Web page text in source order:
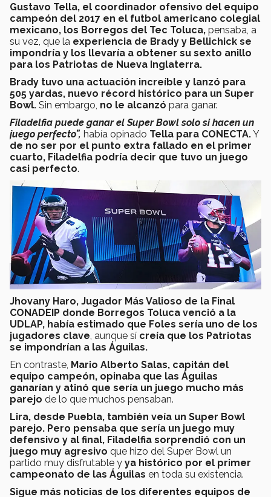
Gustavo Tella, el coordinador ofensivo del equipo
campeón del 2017 en el futbol americano colegial
mexicano, los Borregos del Tec Toluca, pensaba, a
su vez, que la experiencia de Brady y Bellichick se
impondría y los llevaría a obtener su sexto anillo
para los Patriotas de Nueva Inglaterra.
Brady tuvo una actuación increíble y lanzó para
505 yardas, nuevo récord histórico para un Super
Bowl. Sin embargo, no le alcanzó para ganar.
Filadelfia puede ganar el Super Bowl solo si hacen un
juego perfecto”, había opinado Tella para CONECTA.Y
de no ser por el punto extra fallado en el primer
cuarto, Filadelfia podría decir que tuvo un juego
casi perfecto.
Jhovany Haro, Jugador Más Valioso de la Final
CONADEIP donde Borregos Toluca venció a la
UDLAP, había estimado que Foles sería uno de los
jugadores clave, aunque sí creía que los Patriotas
se impondrían a las Águilas.
En contraste, Mario Alberto Salas, capitán del
equipo campeón, opinaba que las Águilas
ganarían y atinó que sería un juego mucho más
parejo de lo que muchos pensaban.
Lira, desde Puebla, también veía un Super Bowl
parejo. Pero pensaba que sería un juego muy
defensivo y al final, Filadelfia sorprendió con un
juego muy agresivo que hizo del Super Bowl un
partido muy disfrutable y ya histórico por el primer
campeonato de las Águilas en toda su existencia.
Sigue más noticias de los diferentes equipos de